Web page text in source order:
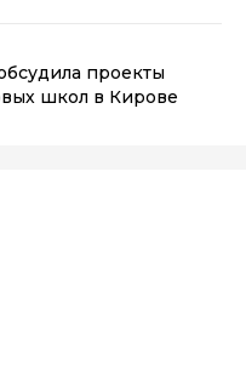
проекты
школ в Кирове